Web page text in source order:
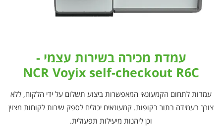
עמדת מכירה בשירות עצמי -
NCR Voyix self-checkout R6C
עמדות לתחום הקמעונאי המאפשרות ביצוע תשלום על ידי הלקוח, ללא
צורך בעמידה בתור בקופות. קמעונאים יכולים לספק שירות לקוחות מצוין
וכן ליהנות מיעילות תפעולית.